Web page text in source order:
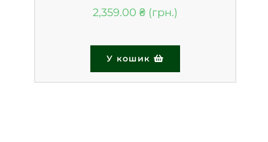
2,359.00 ₴
У кошик